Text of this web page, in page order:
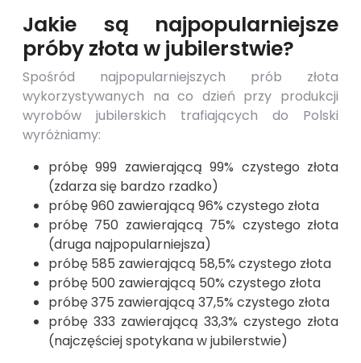
Jakie są najpopularniejsze
próby złota w jubilerstwie?
Spośród najpopularniejszych prób złota
wykorzystywanych na co dzień przy produkcji
wyrobów jubilerskich trafiających do Polski
wyróżniamy:
próbę 999 zawierającą 99% czystego złota
(zdarza się bardzo rzadko)
próbę 960 zawierającą 96% czystego złota
próbę 750 zawierającą 75% czystego złota
(druga najpopularniejsza)
próbę 585 zawierającą 58,5% czystego złota
próbę 500 zawierającą 50% czystego złota
próbę 375 zawierającą 37,5% czystego złota
próbę 333 zawierającą 33,3% czystego złota
(najczęściej spotykana w jubilerstwie)